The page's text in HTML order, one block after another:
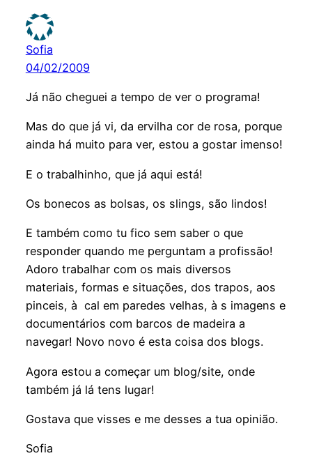
Sofia
04/02/2009
Já não cheguei a tempo de ver o programa!
Mas do que já vi, da ervilha cor de rosa, porque
ainda há muito para ver, estou a gostar imenso!
E o trabalhinho, que já aqui está!
Os bonecos as bolsas, os slings, são lindos!
E também como tu fico sem saber o que
responder quando me perguntam a profissão!
Adoro trabalhar com os mais diversos
materiais, formas e situações, dos trapos, aos
pinceis, à cal em paredes velhas, à s imagens e
documentários com barcos de madeira a
navegar! Novo novo é esta coisa dos blogs.
Agora estou a começar um blog/site, onde
também já lá tens lugar!
Gostava que visses e me desses a tua opinião.
Sofia